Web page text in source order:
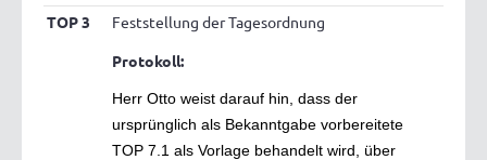
TOP 3
Feststellung der Tagesordnung
Protokoll:
Herr Otto weist darauf hin, dass der
ursprünglich als Bekanntgabe vorbereitete
TOP 7.1 als Vorlage behandelt wird, über